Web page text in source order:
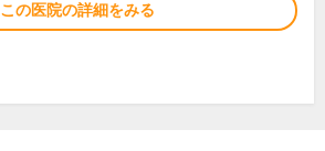
この医院の詳細をみる